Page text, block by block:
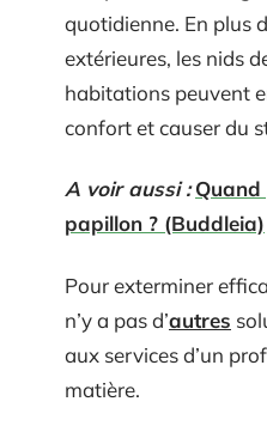
quotidienne. En plus
extérieures, les nids
habitations peuvent
confort et causer du
A voir aussi :
papillon ? (Buddleia)
Pour exterminer
n’y a pas d’autres
aux services d’un
matière.